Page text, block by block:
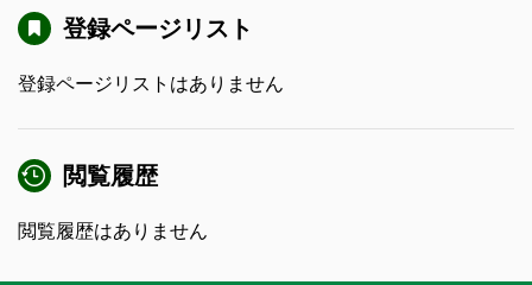
登録ページリスト
登録ページリストはありません
閲覧履歴
閲覧履歴はありません